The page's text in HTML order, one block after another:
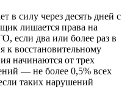
в силу через десять дней с
лишается права на
если два или более раз в
к восстановительному
начинаются от трех
— не более 0,5% всех
таких нарушений